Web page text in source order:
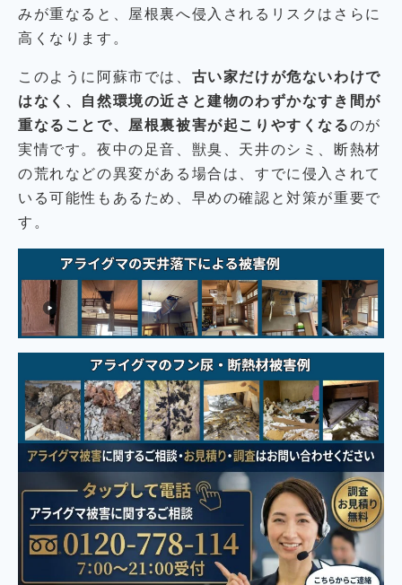
みが重なると、屋根裏へ侵入されるリスクはさらに
高くなります。
このように阿蘇市では、 古い家だけが危ないわけで
はなく、自然環境の近さと建物のわずかなすき間が
重なることで、屋根裏被害が起こりやすくなるのが
実情です。夜中の足音、獣臭、天井のシミ、断熱材
の荒れなどの異変がある場合は、すでに侵入されて
いる可能性もあるため、早めの確認と対策が重要で
す。